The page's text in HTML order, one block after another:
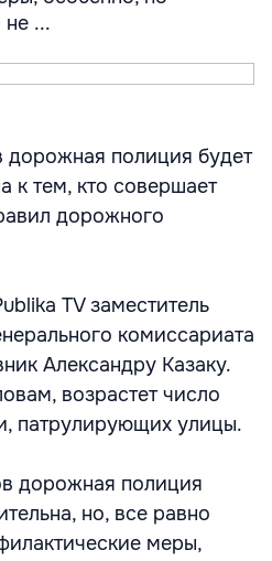
...
дорожная полиция будет
к тем, кто совершает
дорожного
TV заместитель
комиссариата
Александру Казаку.
возрастет число
патрулирующих улицы.
дорожная полиция
но, все равно
меры,